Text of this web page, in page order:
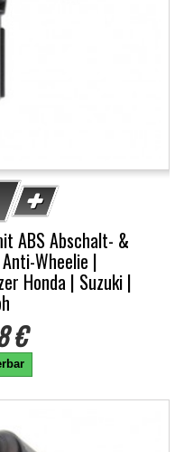
ABS Abschalt- &
Wheelie |
Honda | Suzuki |
€